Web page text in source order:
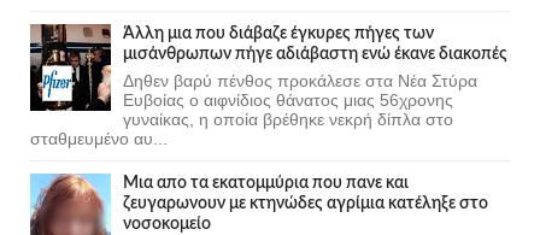
Άλλη μια που διάβαζε έγκυρες πήγες των
μισάνθρωπων πήγε αδιάβαστη ενώ έκανε διακοπές
Δηθεν βαρύ πένθος προκάλεσε στα Νέα Στύρα
Ευβοίας ο αιφνίδιος θάνατος μιας 56χρονης
γυναίκας, η οποία βρέθηκε νεκρή δίπλα στο
σταθμευμένο αυ...
Μια απο τα εκατομμύρια που πανε και
ζευγαρωνουν με κτηνώδες αγρίμια κατέληξε στο
νοσοκομείο